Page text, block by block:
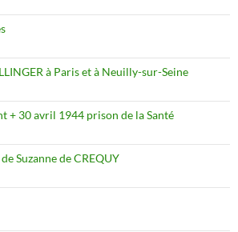
à Paris et à Neuilly-sur-Seine
+ 30 avril 1944 prison de la Santé
Suzanne de CREQUY